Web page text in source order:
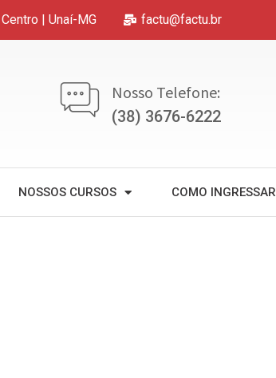
| Unaí-MG factu@factu.br
Nosso Telefone:
(38) 3676-6222
NOSSOS CURSOS COMO INGRESSAR